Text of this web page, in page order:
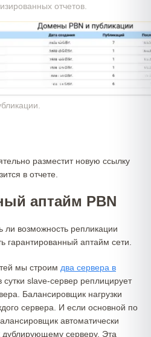
отчетов.
разместит новую ссылку
в отчете.
аптайм PBN
ли возможность репликации
гарантированный аптайм сети.
мы строим два сервера в
сутки slave-сервер реплицирует
Балансировщик нагрузки
сервера. И если основной по
автоматически
дублирующему серверу. Эта